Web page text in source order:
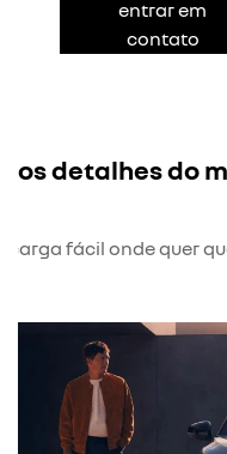
entrar em
contato
os detalhes do
fácil onde quer